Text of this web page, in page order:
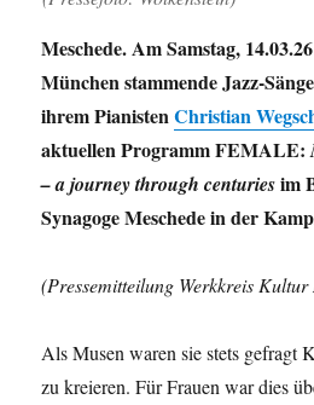
Meschede. Am Samstag,
München stammende Jazz-
ihrem PianistenChristian
aktuellen Programm FEMALE:
– a journey through centuriesim
Synagoge Meschede in der
(Pressemitteilung Werkkreis Kultur
Als Musen waren sie stets gefragt
zu kreieren. Für Frauen war dies